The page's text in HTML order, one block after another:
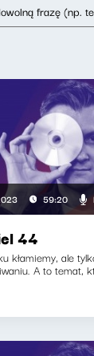
59:20
44
kłamiemy, ale
A to temat,